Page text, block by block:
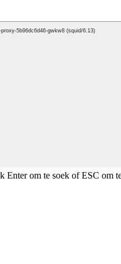
Enter om te soek of ESC om